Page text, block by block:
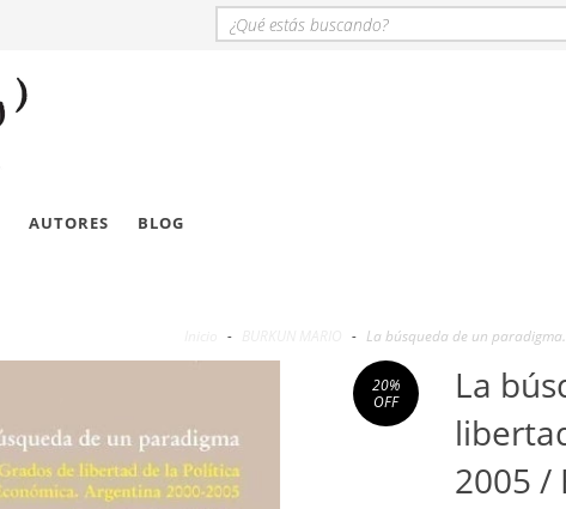
AUTORES BLOG
- - La búsqueda de un
20%
OFF
La
2005 /